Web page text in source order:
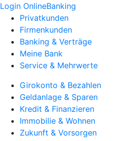
Login OnlineBanking
Privatkunden
Firmenkunden
Banking & Verträge
Meine Bank
Service & Mehrwerte
Girokonto & Bezahlen
Geldanlage & Sparen
Kredit & Finanzieren
Immobilie & Wohnen
Zukunft & Vorsorgen